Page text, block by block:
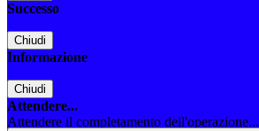
Successo
Chiudi
Informazione
Chiudi
Attendere...
Attendere il completamento dell'operazione...